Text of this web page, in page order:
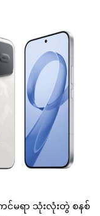
င်မရာ သုံးလုံးတွဲ စနစ်